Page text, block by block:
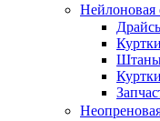
Нейлоновая
Штаны